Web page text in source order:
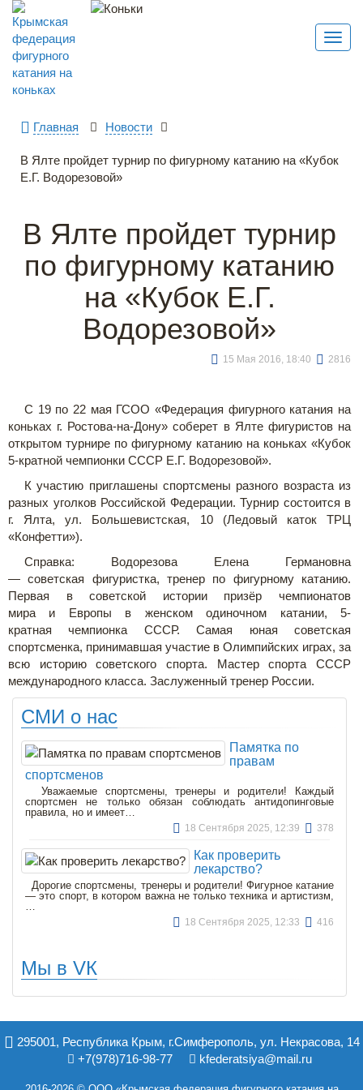
Главная Новости
В Ялте пройдет турнир по фигурному катанию на «Кубок
Е.Г. Водорезовой»
В Ялте пройдет турнир
по фигурному катанию
на «Кубок Е.Г.
Водорезовой»
15 Мая 2016, 18:40 2816
С 19 по 22 мая ГСОО «Федерация фигурного катания на
коньках г. Ростова-на-Дону» соберет в Ялте фигуристов на
открытом турнире по фигурному катанию на коньках «Кубок
5-кратной чемпионки СССР Е.Г. Водорезовой».
К участию приглашены спортсмены разного возраста из
разных уголков Российской Федерации. Турнир состоится в
г. Ялта, ул. Большевистская, 10 (Ледовый каток ТРЦ
«Конфетти»).
Справка: Водорезова Елена Германовна
— советская фигуристка, тренер по фигурному катанию.
Первая в советской истории призёр чемпионатов
мира и Европы в женском одиночном катании, 5-
кратная чемпионка СССР. Самая юная советская
спортсменка, принимавшая участие в Олимпийских играх, за
всю историю советского спорта. Мастер спорта СССР
международного класса. Заслуженный тренер России.
СМИ о нас
Памятка по
правам
спортсменов
Уважаемые спортсмены, тренеры и родители! Каждый
спортсмен не только обязан соблюдать антидопинговые
правила, но и имеет…
18 Сентября 2025, 12:39 378
Как проверить
лекарство?
Дорогие спортсмены, тренеры и родители! Фигурное катание
— это спорт, в котором важна не только техника и артистизм,
…
18 Сентября 2025, 12:33 416
Мы в VК
295001, Республика Крым, г.Симферополь, ул. Некрасова, 14
+7(978)716-98-77
kfederatsiya@mail.ru